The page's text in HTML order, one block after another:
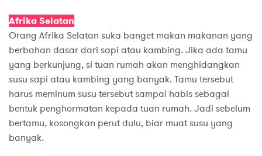
Afrika Selatan
Orang Afrika Selatan suka banget makan makanan yang
berbahan dasar dari sapi atau kambing. Jika ada tamu
yang berkunjung, si tuan rumah akan menghidangkan
susu sapi atau kambing yang banyak. Tamu tersebut
harus meminum susu tersebut sampai habis sebagai
bentuk penghormatan kepada tuan rumah. Jadi sebelum
bertamu, kosongkan perut dulu, biar muat susu yang
banyak.